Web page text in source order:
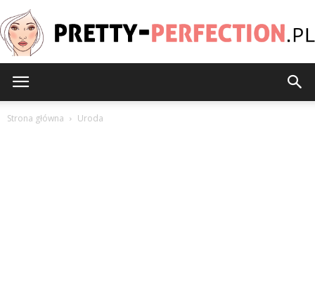
Strona główna Uroda